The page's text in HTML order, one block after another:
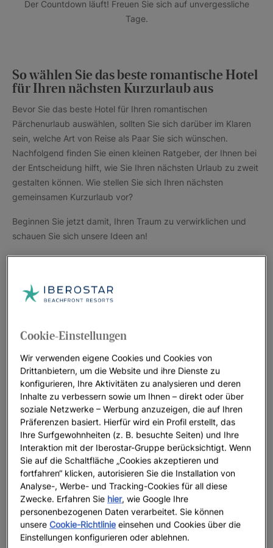
Der Countdown läuft! Freuen Sie sich auf unvergessliche
Tage.
So wählen Sie das beste romantische Hotel
für Ihren nächsten Kurzurlaub aus
Bevor Sie das beste Hotel für Ihren romantischen
Pärchenurlaub auswählen, sollten Sie sich darüber im Klaren
sein, welche Art von Reise als Paar Sie sich wünschen.
Nachfolgend finden Sie einen kleinen Ratgeber, der Ihnen bei
der Entscheidung hilft, wie Sie Ihren nächsten Urlaub zu zweit
gestalten können. Wie stellen Sie sich Ihren nächsten
gemeinsamen Kurzurlaub vor?
Beginnen Sie jetzt damit, Ihren Traum zu verwirklichen und
schauen Sie sich unsere Ideen an!
Welche Art von romantischem Kurzurlaub
möchten Sie erleben?
Paare gibt. Die Wahl hängt von Ihrem Geschmack, Ihren
Hobbys und individuellen Wünschen ab.
Bei Iberostar sind wir uns in diesem Punkt einig, deshalb
haben wirverschiedene Ideen für romantische Kurzurlaube
vorbereitet, damit Sie das finden, was am besten zu Ihnen
passt.
Sind Sie auf der Suche nach Sonne und Strand? Dann ist
ein romantischer Strandurlaub in unseren romantischen
Hotels am Meer die beste Wahl.
Sind Sie auf der Suche nach mehr Zweisamkeit und
Glamour?Ein Aufenthalt in unseren Luxus- oder
Erwachsenenhotels wartet auf Sie.
Wie Sie sehen, haben Sie viele Möglichkeiten, Ihren Aufenthalt
Cookie-Einstellungen
Wir verwenden eigene Cookies und Cookies von
Drittanbietern, um die Website und ihre Dienste zu
konfigurieren, Ihre Aktivitäten zu analysieren und deren
Inhalte zu verbessern sowie um Ihnen – direkt oder über
soziale Netzwerke – Werbung anzuzeigen, die auf Ihren
Präferenzen basiert. Hierfür wird ein Profil erstellt, das
Ihre Surfgewohnheiten (z. B. besuchte Seiten) und Ihre
Interaktion mit der Iberostar-Gruppe berücksichtigt. Wenn
Sie auf die Schaltfläche „Cookies akzeptieren und
fortfahren“ klicken, autorisieren Sie die Installation von
Analyse-, Werbe- und Tracking-Cookies für all diese
Zwecke. Erfahren Sie hier, wie Google Ihre
personenbezogenen Daten verarbeitet. Sie können
unsereCookie-Richtlinie einsehen und Cookies über die
Einstellungen konfigurieren oder ablehnen.